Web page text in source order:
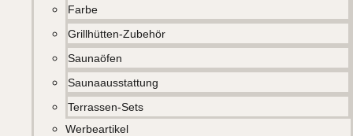
Farbe
Grillhütten-Zubehör
Saunaöfen
Saunaausstattung
Terrassen-Sets
Werbeartikel